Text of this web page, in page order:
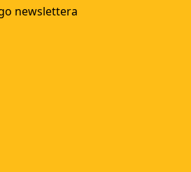
newslettera